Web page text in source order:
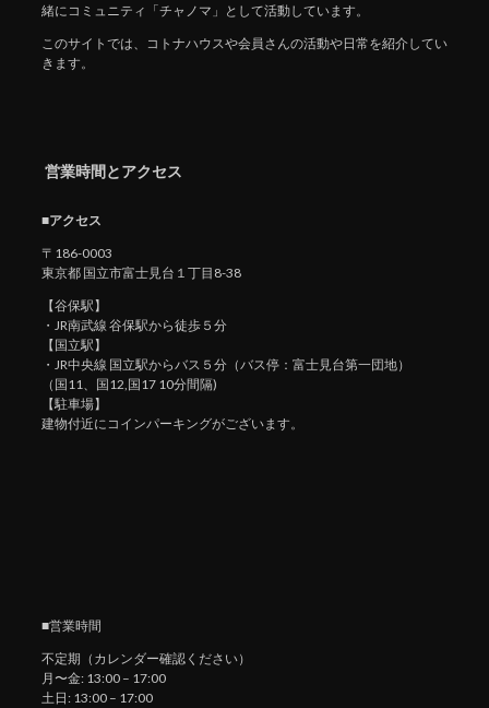
緒にコミュニティ「チャノマ」として活動しています。
このサイトでは、コトナハウスや会員さんの活動や日常を紹介してい
きます。
営業時間とアクセス
■アクセス
〒186-0003
東京都 国立市富士見台１丁目8-38
【谷保駅】
・JR南武線 谷保駅から徒歩５分
【国立駅】
・JR中央線 国立駅からバス５分（バス停：富士見台第一団地）
（国11、国12,国17 10分間隔)
【駐車場】
建物付近にコインパーキングがございます。
■営業時間
不定期（カレンダー確認ください）
月〜金: 13:00 – 17:00
土日: 13:00 – 17:00